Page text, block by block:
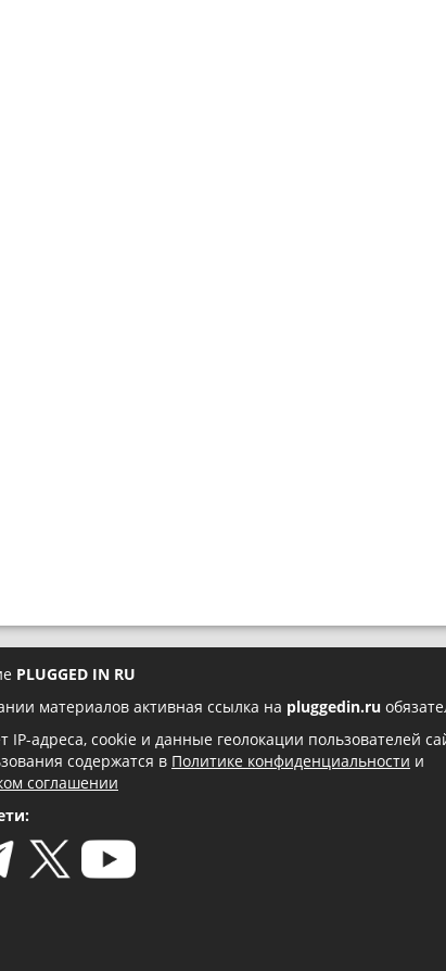
PLUGGED IN RU
материалов активная ссылка на pluggedin.ru
IP-адреса, cookie и данные геолокации пользователей
содержатся в Политике конфиденциальности и
соглашении